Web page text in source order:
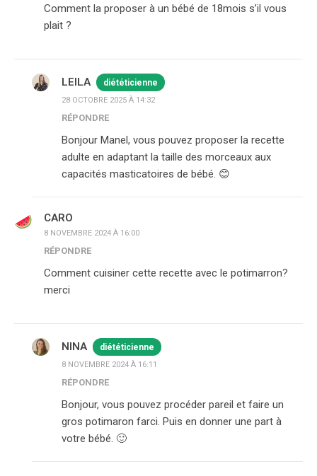
Comment la proposer à un bébé de 18mois s’il vous
plait ?
LEILA diététicienne
28 OCTOBRE 2025 À 14:32
RÉPONDRE
Bonjour Manel, vous pouvez proposer la recette
adulte en adaptant la taille des morceaux aux
capacités masticatoires de bébé. 😊
CARO
8 NOVEMBRE 2024 À 16:00
RÉPONDRE
Comment cuisiner cette recette avec le potimarron?
merci
NINA diététicienne
8 NOVEMBRE 2024 À 16:11
RÉPONDRE
Bonjour, vous pouvez procéder pareil et faire un
gros potimaron farci. Puis en donner une part à
votre bébé. 🙂